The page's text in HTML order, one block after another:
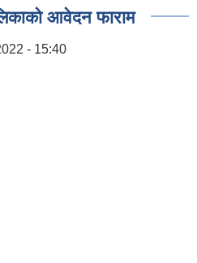
आवेदन फाराम
- 15:40